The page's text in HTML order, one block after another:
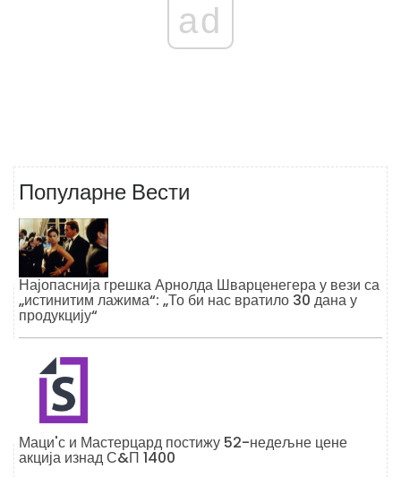
ad
Популарне Вести
Најопаснија грешка Арнолда Шварценегера у вези са
„истинитим лажима“: „То би нас вратило 30 дана у
продукцију“
Маци'с и Мастерцард постижу 52-недељне цене
акција изнад С&П 1400